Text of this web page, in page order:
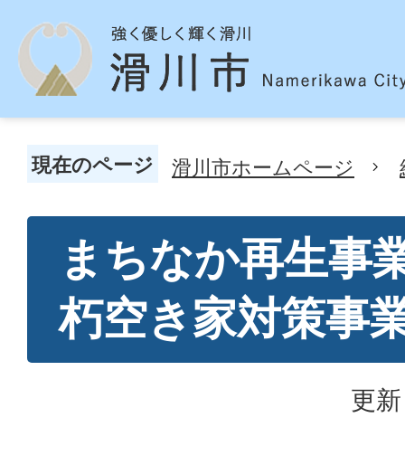
現在のページ 滑川市ホームページ
まちなか再生事
朽空き家対策事
更